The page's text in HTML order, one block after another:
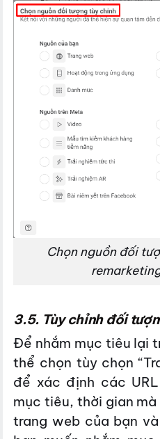
Chọn nguồn đối
3.5. Tùy chỉnh đối
Để nhắm mục tiêu lại
thể chọn tùy chọn
để xác định các
mục tiêu, thời gian
trang web của bạn